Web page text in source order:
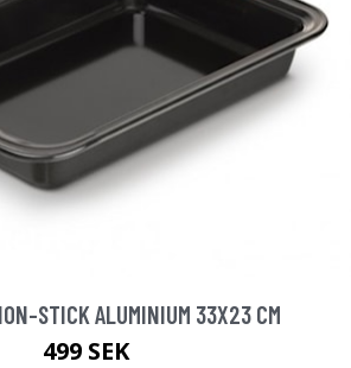
STICK ALUMINIUM 33X23 CM
499 SEK